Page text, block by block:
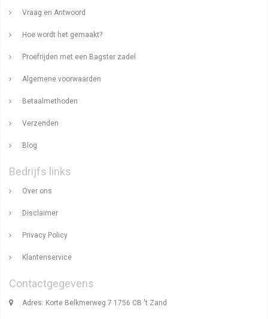
Vraag en Antwoord
Hoe wordt het gemaakt?
Proefrijden met een Bagster zadel
Algemene voorwaarden
Betaalmethoden
Verzenden
Blog
Bedrijfs links
Over ons
Disclaimer
Privacy Policy
Klantenservice
Contactgegevens
Adres: Korte Belkmerweg 7 1756 CB 't Zand